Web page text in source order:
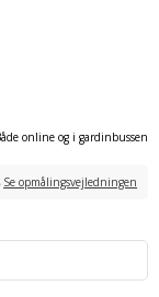
online og i gardinbussen
Se opmålingsvejledningen